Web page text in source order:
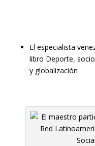
El especialista
libro Deporte, s
y globalización